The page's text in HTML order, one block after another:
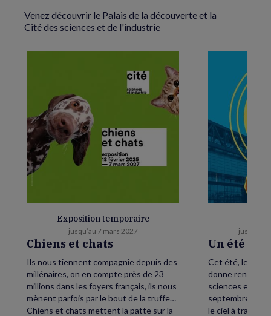
Venez découvrir le Palais de la découverte et la
Cité des sciences et de l'industrie
Exposition temporaire
jusqu’au 7 mars 2027
Chiens et chats
Ils nous tiennent compagnie depuis des
millénaires, on en compte près de 23
millions dans les foyers français, ils nous
mènent parfois par le bout de la truffe…
Chiens et chats mettent la patte sur la
jusqu’au
Un été
Cet été, levez
donne rendez-
sciences et de
septembre,
le ciel à travers